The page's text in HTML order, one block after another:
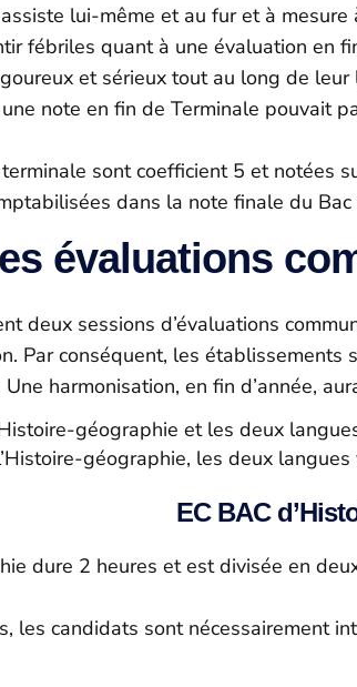
lui-même et au fur et à
fébriles quant à une évaluation en
et sérieux tout au long de leur
note en fin de Terminale pouvait
sont coefficient 5 et notées
dans la note finale du
évaluations
deux sessions d’évaluations
Par conséquent, les
harmonisation, en fin d’année,
géographie et les deux
géographie, les deux
EC BAC
dure 2 heures et est divisée en
les candidats sont nécessairement